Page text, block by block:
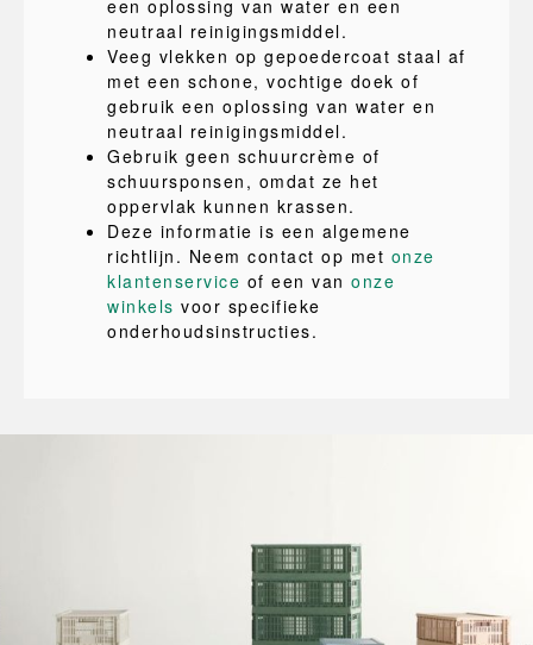
een oplossing van water en een
neutraal reinigingsmiddel.
Veeg vlekken op gepoedercoat staal af
met een schone, vochtige doek of
gebruik een oplossing van water en
neutraal reinigingsmiddel.
Gebruik geen schuurcrème of
schuursponsen, omdat ze het
oppervlak kunnen krassen.
Deze informatie is een algemene
richtlijn. Neem contact op met onze
klantenservice of een van onze
winkels voor specifieke
onderhoudsinstructies.